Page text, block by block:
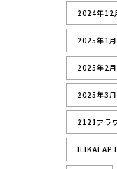
2024年12
2025年1
2025年2
2025年3
2121アラ
ILIKAI